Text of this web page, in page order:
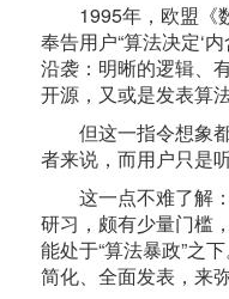
1995年，欧盟《
奉告用户“算法决定‘
沿袭：明晰的逻辑、
开源，又或是发表算
但这一指令想象
者来说，而用户只是听
这一点不难了解
研习，颇有少量门槛
能处于“算法暴政”之
简化、全面发表，来